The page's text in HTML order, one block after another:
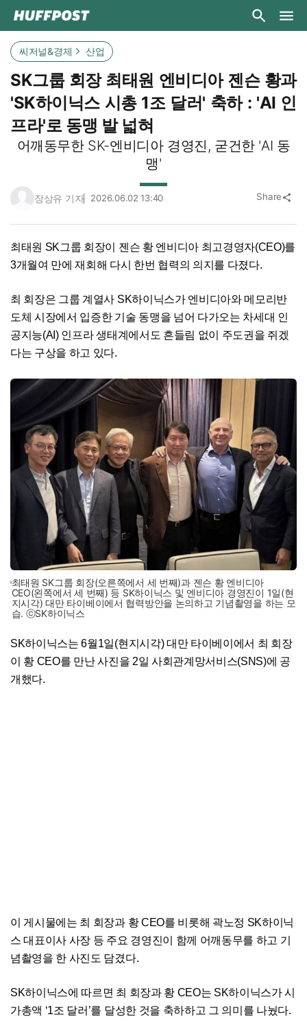
씨저널&경제 산업
SK그룹 회장 최태원 엔비디아 젠슨 황과
'SK하이닉스 시총 1조 달러' 축하 : 'AI 인
프라'로 동맹 발 넓혀
어깨동무한 SK-엔비디아 경영진, 굳건한 'AI 동
맹'
장상유 기자 2026.06.02 13:40 Share share
최태원 SK그룹 회장이 젠슨 황 엔비디아 최고경영자(CEO)를
3개월여 만에 재회해 다시 한번 협력의 의지를 다졌다.
최 회장은 그룹 계열사 SK하이닉스가 엔비디아와 메모리반
도체 시장에서 입증한 기술 동맹을 넘어 다가오는 차세대 인
공지능(AI) 인프라 생태계에서도 흔들림 없이 주도권을 쥐겠
다는 구상을 하고 있다.
최태원 SK그룹 회장(오른쪽에서 세 번째)과 젠슨 황 엔비디아
CEO(왼쪽에서 세 번째) 등 SK하이닉스 및 엔비디아 경영진이 1일(현
지시각) 대만 타이베이에서 협력방안을 논의하고 기념촬영을 하는 모
습. ⓒSK하이닉스
SK하이닉스는 6월1일(현지시각) 대만 타이베이에서 최 회장
이 황 CEO를 만난 사진을 2일 사회관계망서비스(SNS)에 공
개했다.
이 게시물에는 최 회장과 황 CEO를 비롯해 곽노정 SK하이닉
스 대표이사 사장 등 주요 경영진이 함께 어깨동무를 하고 기
념촬영을 한 사진도 담겼다.
SK하이닉스에 따르면 최 회장과 황 CEO는 SK하이닉스가 시
가총액 ‘1조 달러’를 달성한 것을 축하하고 그 의미를 나눴다.